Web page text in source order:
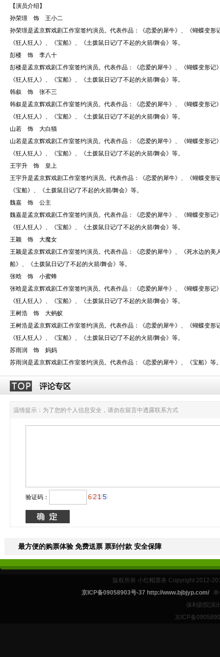
【演员介绍】
孙荣璟 饰 王小二
孙荣璟是孟京辉戏剧工作室签约演员。代表作品：《恋爱的犀牛》、《蝴蝶变
《狂人狂人》、《宝船》、《土拨鼠日记/了不起的火箭/舞会》等。
彭楼 饰 李八十
彭楼是孟京辉戏剧工作室签约演员。代表作品：《恋爱的犀牛》、《蝴蝶变形
《狂人狂人》、《宝船》、《土拨鼠日记/了不起的火箭/舞会》等。
韩叙 饰 张不三
韩叙是孟京辉戏剧工作室签约演员。代表作品：《恋爱的犀牛》、《蝴蝶变形
《狂人狂人》、《宝船》、《土拨鼠日记/了不起的火箭/舞会》等。
山若 饰 大白猫
山若是孟京辉戏剧工作室签约演员。代表作品：《恋爱的犀牛》、《蝴蝶变形
《狂人狂人》、《宝船》、《土拨鼠日记/了不起的火箭/舞会》等。
王宇升 饰 皇上
王宇升是孟京辉戏剧工作室签约演员。代表作品：《恋爱的犀牛》、《蝴蝶变
《宝船》、《土拨鼠日记/了不起的火箭/舞会》等。
魏嘉 饰 公主
魏嘉是孟京辉戏剧工作室签约演员。代表作品：《恋爱的犀牛》、《蝴蝶变形
《狂人狂人》、《宝船》、《土拨鼠日记/了不起的火箭/舞会》等。
王颖 饰 大魔女
王颖是孟京辉戏剧工作室签约演员。代表作品：《恋爱的犀牛》、《死水边的
船》、《土拨鼠日记/了不起的火箭/舞会》等。
张晗 饰 小蜜蜂
张晗是孟京辉戏剧工作室签约演员。代表作品：《恋爱的犀牛》、《蝴蝶变形
《狂人狂人》、《宝船》、《土拨鼠日记/了不起的火箭/舞会》等。
王树浩 饰 大蚂蚁
王树浩是孟京辉戏剧工作室签约演员。代表作品：《恋爱的犀牛》、《蝴蝶变
《狂人狂人》、《宝船》、《土拨鼠日记/了不起的火箭/舞会》等。
苏雨润 饰 妈妈
苏雨润是孟京辉戏剧工作室签约演员。代表作品：《恋爱的犀牛》、《宝船》等
温情提示：为了您的个人信息安全，请勿在留言中透露联系方式
验证码：
最方便的购票体验 免费送票 票到付款 安全保障
版权所有 小红帽票务 Copyright 2012-
京ICP备09058903号-37 http://www.bjbjyp.com/
保利剧院演
京ICP备